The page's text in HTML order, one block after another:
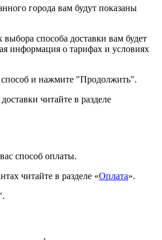
города вам будут показаны
способа доставки вам будет
информация о тарифах и условиях
и нажмите "Продолжить".
читайте в разделе
способ оплаты.
читайте в разделе «Оплата».